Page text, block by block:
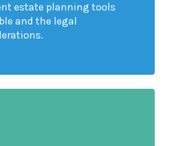
estate planning tools
and the legal